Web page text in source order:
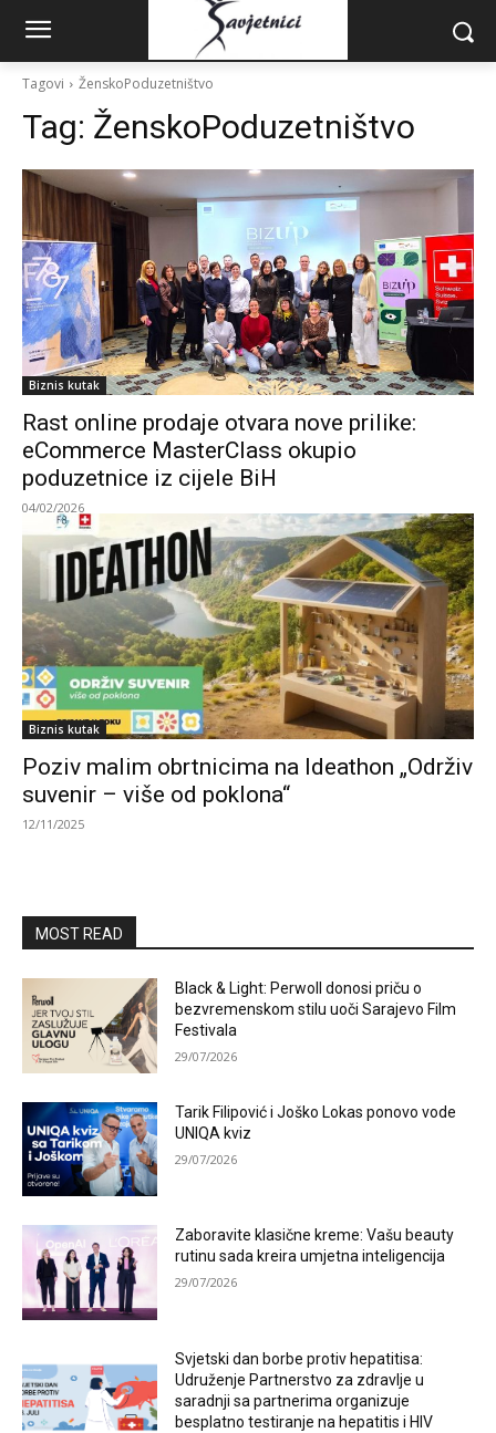
Tagovi ŽenskoPoduzetništvo
Tag: ŽenskoPoduzetništvo
Biznis kutak
Rast online prodaje otvara nove prilike:
eCommerce MasterClass okupio
poduzetnice iz cijele BiH
04/02/2026
Biznis kutak
Poziv malim obrtnicima na Ideathon „Održiv
suvenir – više od poklona“
12/11/2025
MOST READ
Black & Light: Perwoll donosi priču o
bezvremenskom stilu uoči Sarajevo Film
Festivala
29/07/2026
Tarik Filipović i Joško Lokas ponovo vode
UNIQA kviz
29/07/2026
Zaboravite klasične kreme: Vašu beauty
rutinu sada kreira umjetna inteligencija
29/07/2026
Svjetski dan borbe protiv hepatitisa:
Udruženje Partnerstvo za zdravlje u
saradnji sa partnerima organizuje
besplatno testiranje na hepatitis i HIV